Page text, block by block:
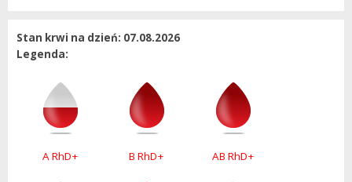
Stan krwi na dzień: 07.08.2026
Legenda:
A RhD+ B RhD+ AB RhD+